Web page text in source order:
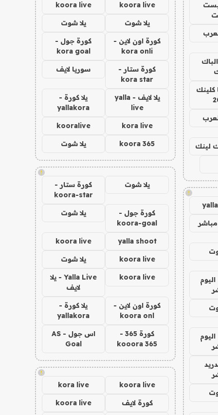
كلينك
لينك
!
koora live
koora live
يلا شوت يلا شوت
كورة اون لاين -
kora onli
كورة جول -
kora goal
كورة ستار -
kora star
سوريا لايف
يلا لايف - yalla
live
يلا كورة -
yallakora
kora live
kooralive
koora 365 يلا شوت
!
يلا شوت
كورة ستار -
koora-star
كورة جول -
koora-goal
يلا شوت
yalla shoot
koora live
koora live يلا شوت
koora live
Yalla Live - يلا
لايف
كورة اون لاين -
koora onl
يلا كورة -
yallakora
كورة 365 -
kooora 365
اس جول - AS
Goal
!
koora live
kora live
كورة لايف koora live